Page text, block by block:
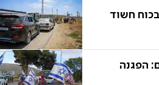
חשוד
הפגנה